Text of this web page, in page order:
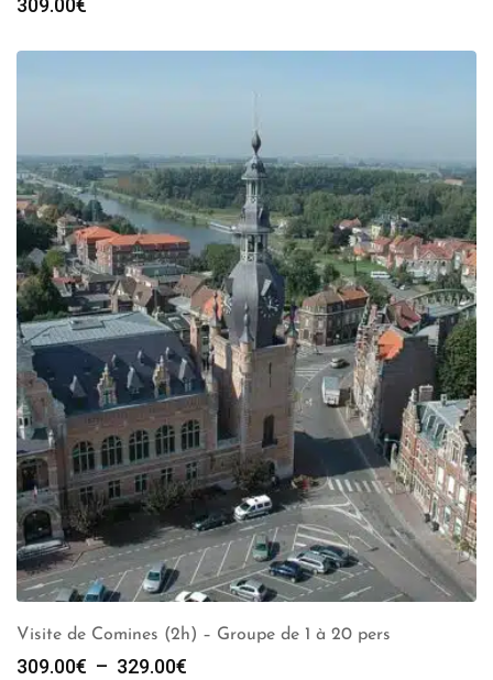
309.00€
Visite de Comines (2h) – Groupe de 1 à 20 pers
309.00€ – 329.00€